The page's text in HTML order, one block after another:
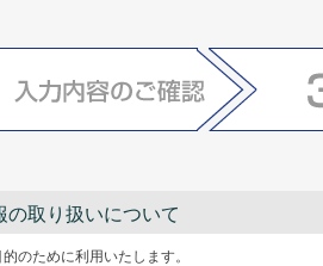
の取り扱いについて
のために利用いたします。